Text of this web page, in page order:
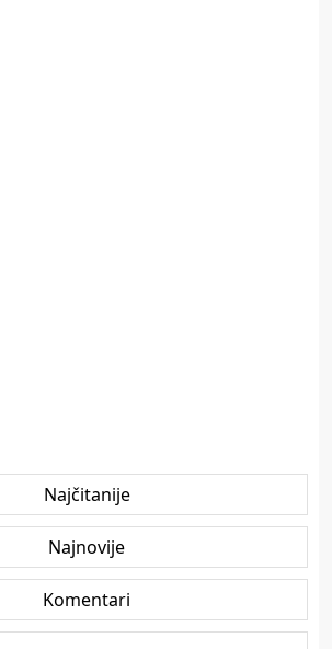
Najčitanije
Najnovije
Komentari